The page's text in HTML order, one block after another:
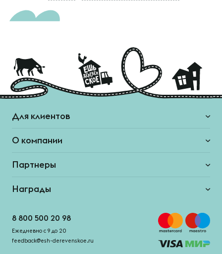
Для клиентов
О компании
Партнеры
Награды
8 800 500 20 98
Ежедневно с 9 до 20
feedback@esh-derevenskoe.ru